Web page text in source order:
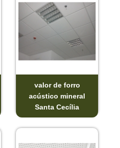
valor de forro
acústico mineral
Santa Cecília